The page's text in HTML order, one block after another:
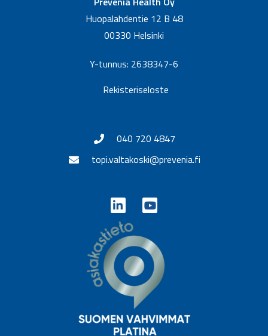
Huopalahdentie 12 B 48
00330 Helsinki
Y-tunnus: 2638347-6
Rekisteriseloste
040 720 4847
topi.valtakoski@prevenia.fi